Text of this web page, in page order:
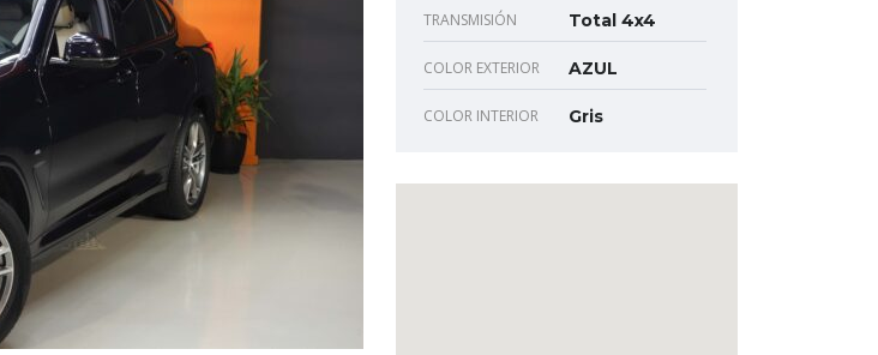
TRANSMISIÓN Total 4x4
COLOR EXTERIOR AZUL
COLOR INTERIOR Gris